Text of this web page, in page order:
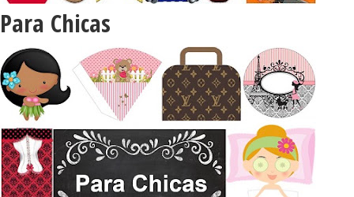
Para Chicas